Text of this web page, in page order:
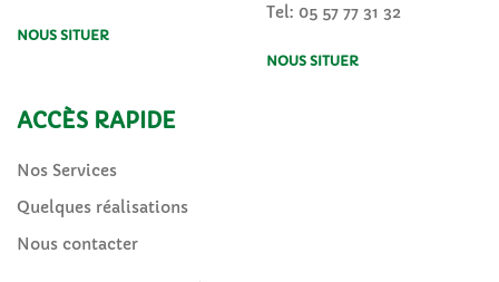
NOUS SITUER
Tel: 05 57 77 31 32
NOUS SITUER
ACCÈS RAPIDE
Nos Services
Quelques réalisations
Nous contacter